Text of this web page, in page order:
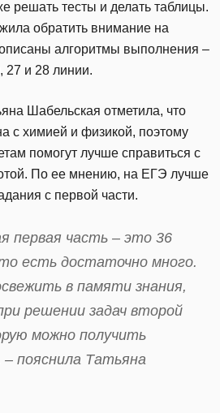
решать тесты и делать таблицы.
обратить внимание на
алгоритмы выполнения –
27 и 28 линии.
Шабельская отметила, что
с химией и физикой, поэтому
помогут лучше справиться с
По ее мнению, на ЕГЭ лучше
с первой части.
первая часть – это 36
есть достаточно много.
в памяти знания,
решении задач второй
можно получить
пояснила Татьяна